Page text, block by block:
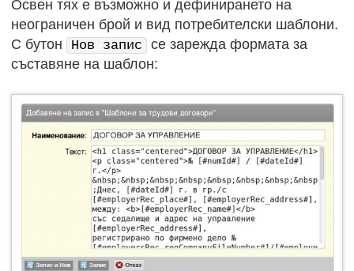
Освен тях е възможно и дефинирането на
неограничен брой и вид потребителски шаблони.
С бутон
Нов запис
се зарежда формата за
съставяне на шаблон: